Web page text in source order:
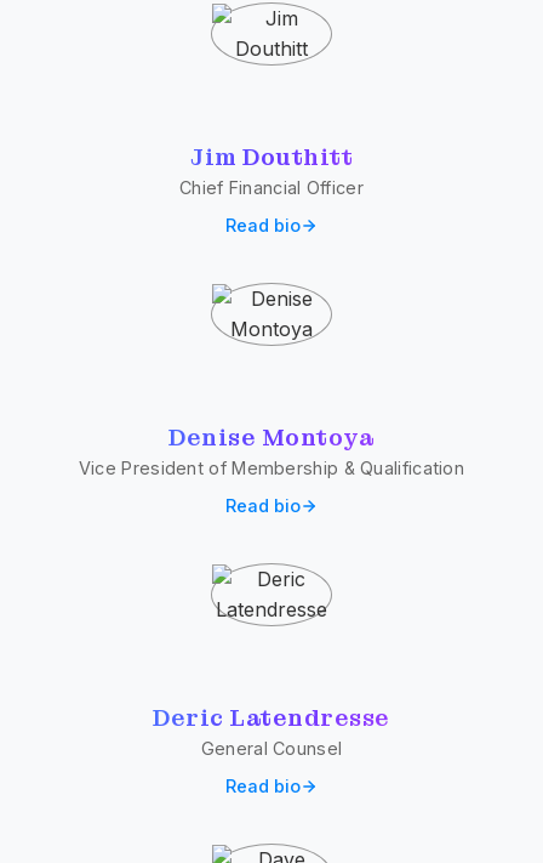
Jim Douthitt
Chief Financial Officer
Read bio
Denise Montoya
Vice President of Membership & Qualification
Read bio
Deric Latendresse
General Counsel
Read bio